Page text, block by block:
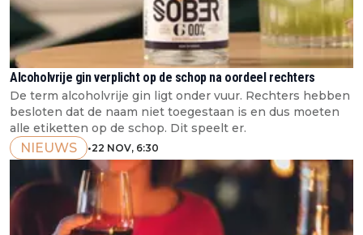
Alcoholvrije gin verplicht op de schop na oordeel rechters
De term alcoholvrije gin ligt onder vuur. Rechters hebben
besloten dat de naam niet toegestaan is en dus moeten
alle etiketten op de schop. Dit speelt er.
NIEUWS •22 NOV, 6:30